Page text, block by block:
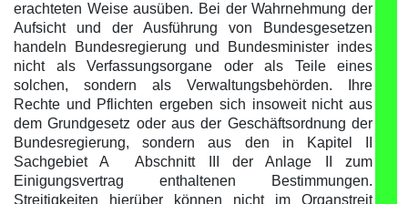
erachteten Weise ausüben. Bei der Wahrnehmung der
Aufsicht und der Ausführung von Bundesgesetzen
handeln Bundesregierung und Bundesminister indes
nicht als Verfassungsorgane oder als Teile eines
solchen, sondern als Verwaltungsbehörden. Ihre
Rechte und Pflichten ergeben sich insoweit nicht aus
dem Grundgesetz oder aus der Geschäftsordnung der
Bundesregierung, sondern aus den in Kapitel II
Sachgebiet A Abschnitt III der Anlage II zum
Einigungsvertrag enthaltenen Bestimmungen.
Streitigkeiten hierüber können nicht im Organstreit